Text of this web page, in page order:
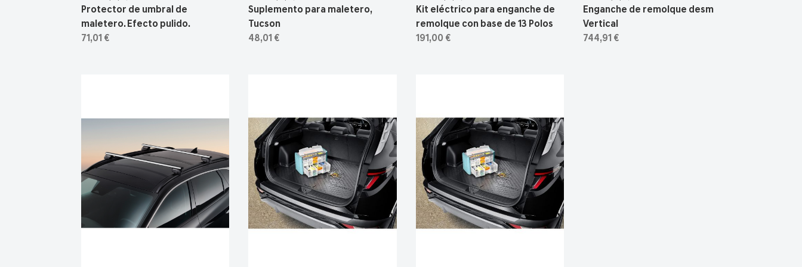
Protector de umbral de
maletero. Efecto pulido.
71,01 €
Suplemento para maletero,
Tucson
48,01 €
Kit eléctrico para enganche de
remolque con base de 13 Polos
191,00 €
Enganche de remolque desm
Vertical
744,91 €